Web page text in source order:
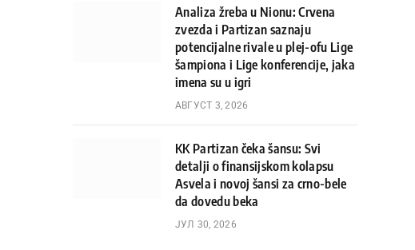
Analiza žreba u Nionu: Crvena
zvezda i Partizan saznaju
potencijalne rivale u plej-ofu Lige
šampiona i Lige konferencije, jaka
imena su u igri
АВГУСТ 3, 2026
KK Partizan čeka šansu: Svi
detalji o finansijskom kolapsu
Asvela i novoj šansi za crno-bele
da dovedu beka
ЈУЛ 30, 2026